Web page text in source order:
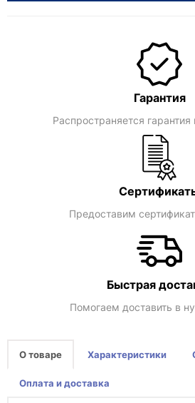
Гарантия
Распространяется гарантия
Предоставим
Быстрая
Помогаем доставить в
О товаре Характеристики
Оплата и доставка